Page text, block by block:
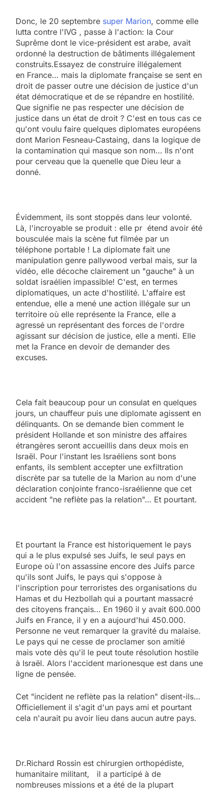
Donc, le 20 septembre super Marion, comme elle
lutta contre l'IVG , passe à l'action: la Cour
Suprême dont le vice-président est arabe, avait
ordonné la destruction de bâtiments illégalement
construits.Essayez de construire illégalement
en France… mais la diplomate française se sent en
droit de passer outre une décision de justice d'un
état démocratique et de se répandre en hostilité.
Que signifie ne pas respecter une décision de
justice dans un état de droit ? C'est en tous cas ce
qu'ont voulu faire quelques diplomates européens
dont Marion Fesneau-Castaing, dans la logique de
la contamination qui masque son nom… Ils n'ont
pour cerveau que la quenelle que Dieu leur a
donné.
Évidemment, ils sont stoppés dans leur volonté.
Là, l'incroyable se produit : elle pr étend avoir été
bousculée mais la scène fut filmée par un
téléphone portable ! La diplomate fait une
manipulation genre pallywood verbal mais, sur la
vidéo, elle décoche clairement un "gauche" à un
soldat israélien impassible! C'est, en termes
diplomatiques, un acte d'hostilité. L'affaire est
entendue, elle a mené une action illégale sur un
territoire où elle représente la France, elle a
agressé un représentant des forces de l'ordre
agissant sur décision de justice, elle a menti. Elle
met la France en devoir de demander des
excuses.
Cela fait beaucoup pour un consulat en quelques
jours, un chauffeur puis une diplomate agissent en
délinquants. On se demande bien comment le
président Hollande et son ministre des affaires
étrangères seront accueillis dans deux mois en
Israël. Pour l'instant les Israéliens sont bons
enfants, ils semblent accepter une exfiltration
discrète par sa tutelle de la Marion au nom d'une
déclaration conjointe franco-israélienne que cet
accident "ne reflète pas la relation"… Et pourtant.
Et pourtant la France est historiquement le pays
qui a le plus expulsé ses Juifs, le seul pays en
Europe où l'on assassine encore des Juifs parce
qu'ils sont Juifs, le pays qui s'oppose à
l'inscription pour terroristes des organisations du
Hamas et du Hezbollah qui a pourtant massacré
des citoyens français… En 1960 il y avait 600.000
Juifs en France, il y en a aujourd'hui 450.000.
Personne ne veut remarquer la gravité du malaise.
Le pays qui ne cesse de proclamer son amitié
mais vote dès qu'il le peut toute résolution hostile
à Israël. Alors l'accident marionesque est dans une
ligne de pensée.
Cet "incident ne reflète pas la relation" disent-ils…
Officiellement il s'agit d'un pays ami et pourtant
cela n'aurait pu avoir lieu dans aucun autre pays.
Dr.Richard Rossin est chirurgien orthopédiste,
humanitaire militant, il a participé à de
nombreuses missions et a été de la plupart